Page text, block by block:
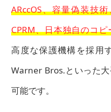
ARccOS、容量偽装技
CPRM、日本独自のコ
高度な保護機構を採用
Warner Bros.といった
可能です。